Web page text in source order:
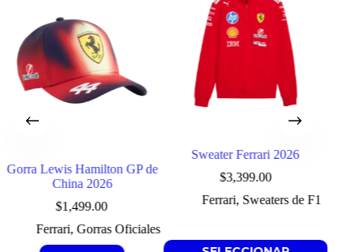
Gorra Lewis Hamilton GP de
China 2026
$1,499.00
Ferrari,Gorras Oficiales
Sweater Ferrari 2026
$3,399.00
Ferrari, Sweaters de F1
Este